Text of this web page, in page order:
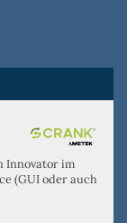
Innovator im
(GUI oder auch